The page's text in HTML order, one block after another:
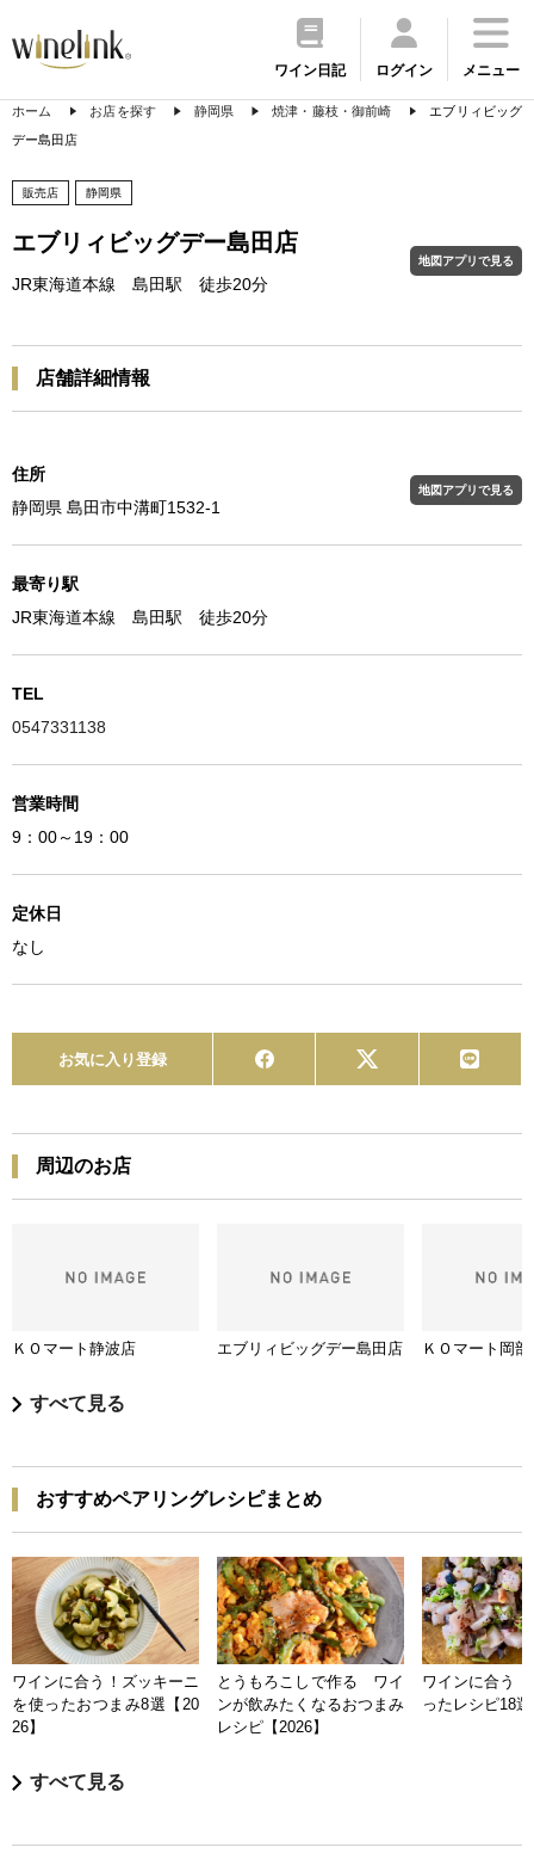
ワイン日記 ログイン メニュー
ホーム お店を探す 静岡県 焼津・藤枝・御前崎
エブリィビッグ
デー島田店
販売店 静岡県
エブリィビッグデー島田店
JR東海道本線 島田駅 徒歩20分
地図アプリで見る
店舗詳細情報
住所
静岡県 島田市中溝町1532-1
地図アプリで見る
最寄り駅
JR東海道本線 島田駅 徒歩20分
TEL
0547331138
営業時間
9：00～19：00
定休日
なし
お気に入り登録
周辺のお店
ＫＯマート静波店 エブリィビッグデー島田店 ＫＯマート岡部
すべて見る
おすすめペアリングレシピまとめ
ワインに合う！ズッキーニ
を使ったおつまみ8選【20
26】
とうもろこしで作る ワイ
ンが飲みたくなるおつまみ
レシピ【2026】
ワインに合う
ったレシピ18
すべて見る